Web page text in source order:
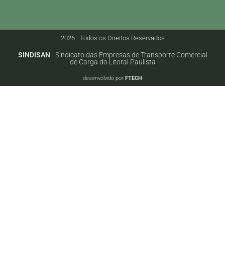
2026 - Todos os Direitos Reservados
SINDISAN - Sindicato das Empresas de Transporte Comercial
de Carga do Litoral Paulista
desenvolvido por FTECH